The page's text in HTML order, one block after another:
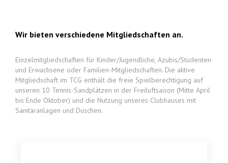
Wir bieten verschiedene Mitgliedschaften an.
Einzelmitgliedschaften für Kinder/Jugendliche, Azubis/Studenten
und Erwachsene oder Familien-Mitgliedschaften. Die aktive
Mitgliedschaft im TCG enthält die freie Spielberechtigung auf
unseren 10 Tennis-Sandplätzen in der Freiluftsaison (Mitte April
bis Ende Oktober) und die Nutzung unseres Clubhauses mit
Sanitäranlagen und Duschen.